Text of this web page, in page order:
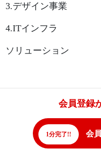
3.デザイン事業
4.ITインフラ
ソリューション
会員登録
1分完了!! 会